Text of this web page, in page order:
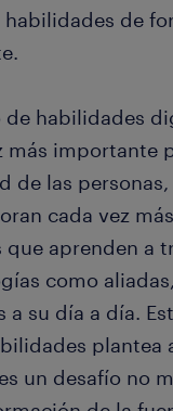
de
de habilidades
más importante
de las
cada vez
que aprenden a
como aliadas,
a su día a día.
plantea
un desafío no